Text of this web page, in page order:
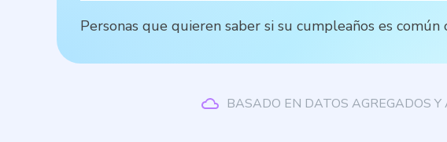
Personas que quieren saber si su cumpleaños es
BASADO EN DATOS AGREGADOS